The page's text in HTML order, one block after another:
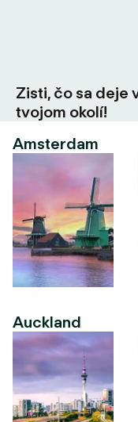
Zisti, čo sa deje
tvojom okolí!
Amsterdam
Auckland